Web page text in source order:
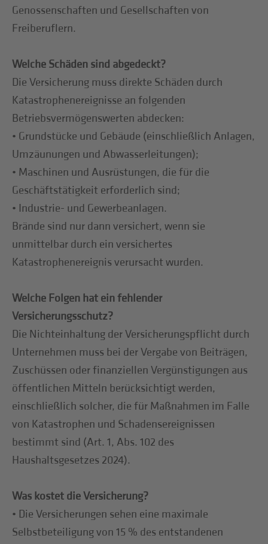
Genossenschaften und Gesellschaften von
Freiberuflern.
Welche Schäden sind abgedeckt?
Die Versicherung muss direkte Schäden durch
Katastrophenereignisse an folgenden
Betriebsvermögenswerten abdecken:
• Grundstücke und Gebäude (einschließlich Anlagen,
Umzäunungen und Abwasserleitungen);
• Maschinen und Ausrüstungen, die für die
Geschäftstätigkeit erforderlich sind;
• Industrie- und Gewerbeanlagen.
Brände sind nur dann versichert, wenn sie
unmittelbar durch ein versichertes
Katastrophenereignis verursacht wurden.
Welche Folgen hat ein fehlender
Versicherungsschutz?
Die Nichteinhaltung der Versicherungspflicht durch
Unternehmen muss bei der Vergabe von Beiträgen,
Zuschüssen oder finanziellen Vergünstigungen aus
öffentlichen Mitteln berücksichtigt werden,
einschließlich solcher, die für Maßnahmen im Falle
von Katastrophen und Schadensereignissen
bestimmt sind (Art. 1, Abs. 102 des
Haushaltsgesetzes 2024).
Was kostet die Versicherung?
• Die Versicherungen sehen eine maximale
Selbstbeteiligung von 15 % des entstandenen